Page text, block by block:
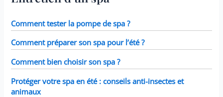
Comment tester la pompe de spa ?
Comment préparer son spa pour l’été ?
Comment bien choisir son spa ?
Protéger votre spa en été : conseils anti-insectes et
animaux